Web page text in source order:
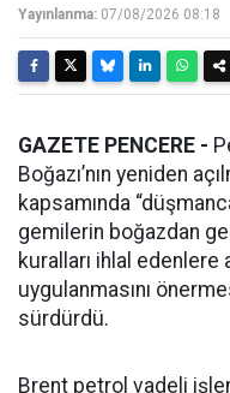
Yayınlanma: 07/08/2026 08:18
GAZETE PENCERE -
Boğazı’nın yeniden
kapsamında
gemilerin boğazdan
kuralları ihlal edenlere
uygulanmasını
sürdürdü.
Brent petrol vadeli